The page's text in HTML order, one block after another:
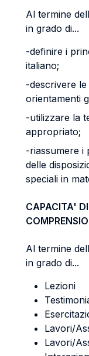
Al termine
in grado di...
-definire i
italiano;
-descrivere
orientamenti
-utilizzare la
appropriato;
-riassumere i
delle
speciali in
CAPACITA'
Al termine
in grado di...
Lezioni
Lavori/
Lavori/